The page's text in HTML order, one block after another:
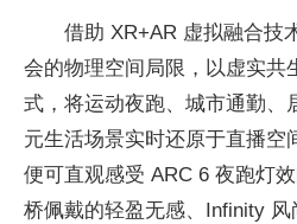
借助 XR+AR 虚拟融合技
会的物理空间局限，以虚实共
式，将运动夜跑、城市通勤、
元生活场景实时还原于直播空
便可直观感受 ARC 6 夜跑灯
桥佩戴的轻盈无感、Infinity